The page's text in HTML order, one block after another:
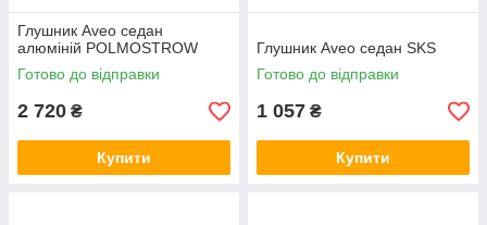
Глушник Aveo седан
алюміній POLMOSTROW
Готово до відправки
2 720 ₴
Купити
Глушник Aveo седан SKS
Готово до відправки
1 057 ₴
Купити